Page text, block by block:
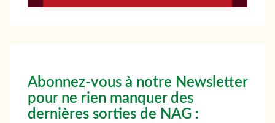
Abonnez-vous à notre Newsletter
pour ne rien manquer des
dernières sorties de NAG :